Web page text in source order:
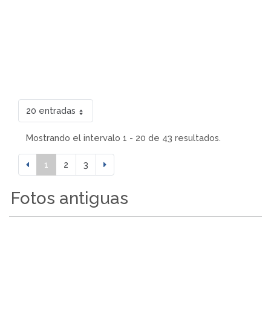
20 entradas
Mostrando el intervalo 1 - 20 de 43 resultados.
1 2 3
Fotos antiguas